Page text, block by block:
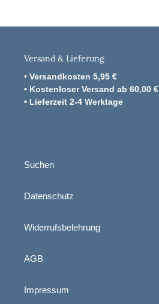
Versand & Lieferung
• Versandkosten 5,95 €
• Kostenloser Versand ab 60,00 €
• Lieferzeit 2-4 Werktage
Suchen
Datenschutz
Widerrufsbelehrung
AGB
Impressum